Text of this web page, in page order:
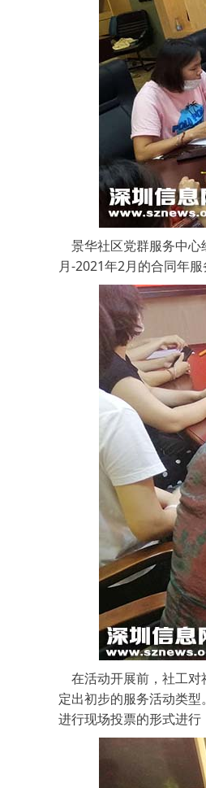
景华社区党群服务中心
月-2021年2月的合同年服
在活动开展前，社工对
定出初步的服务活动类
进行现场投票的形式进行